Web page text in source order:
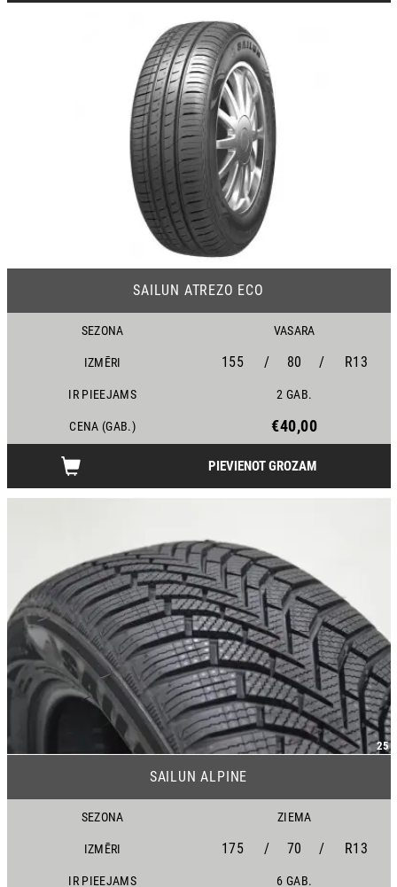
SAILUN ATREZO ECO
SEZONA VASARA
IZMĒRI 155 / 80 / R13
IR PIEEJAMS 2 GAB.
CENA (GAB.) €40,00
PIEVIENOT GROZAM
25
SAILUN ALPINE
SEZONA ZIEMA
IZMĒRI 175 / 70 / R13
IR PIEEJAMS 6 GAB.